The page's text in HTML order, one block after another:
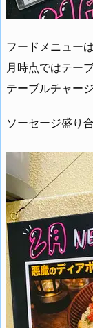
フードメニュー
月時点ではテー
テーブルチャー
ソーセージ盛り